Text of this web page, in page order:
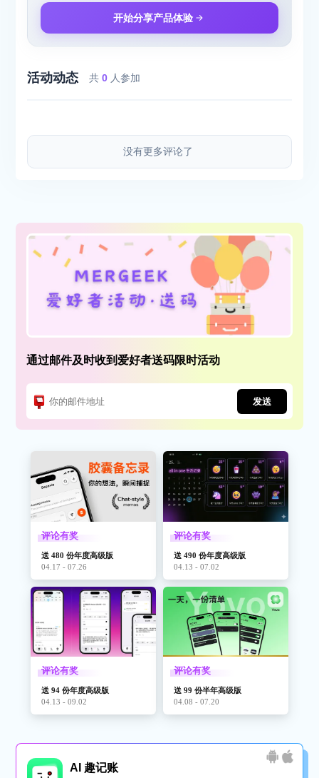
开始分享产品体验
活动动态 共0 人参加
没有更多评论了
通过邮件及时收到爱好者送码限时活动
发送
评论有奖
送 480 份年度高级版
04.17 - 07.26
评论有奖
送 490 份年度高级版
04.13 - 07.02
评论有奖
送 94 份年度高级版
04.13 - 09.02
评论有奖
送 99 份半年高级版
04.08 - 07.20
AI 趣记账